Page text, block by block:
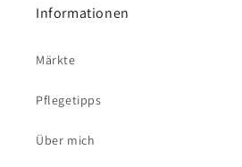
Informationen
Märkte
Pflegetipps
Über mich